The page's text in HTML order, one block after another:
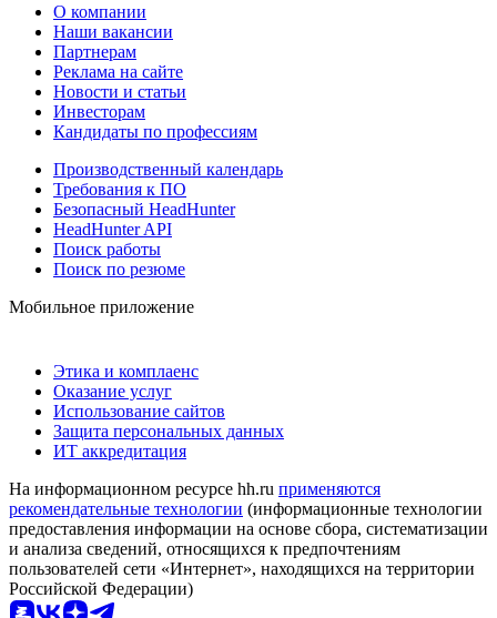
О компании
Наши вакансии
Партнерам
Реклама на сайте
Новости и статьи
Инвесторам
Кандидаты по профессиям
Производственный календарь
Требования к ПО
Безопасный HeadHunter
HeadHunter API
Поиск работы
Поиск по резюме
Мобильное приложение
Этика и комплаенс
Оказание услуг
Использование сайтов
Защита персональных данных
ИТ аккредитация
На информационном ресурсе hh.ru применяются
рекомендательные технологии (информационные технологии
предоставления информации на основе сбора, систематизации
и анализа сведений, относящихся к предпочтениям
пользователей сети «Интернет», находящихся на территории
Российской Федерации)